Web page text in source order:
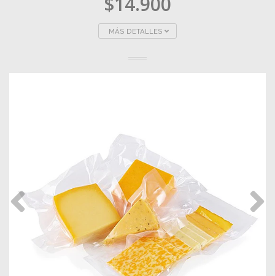
MÁS DETALLES